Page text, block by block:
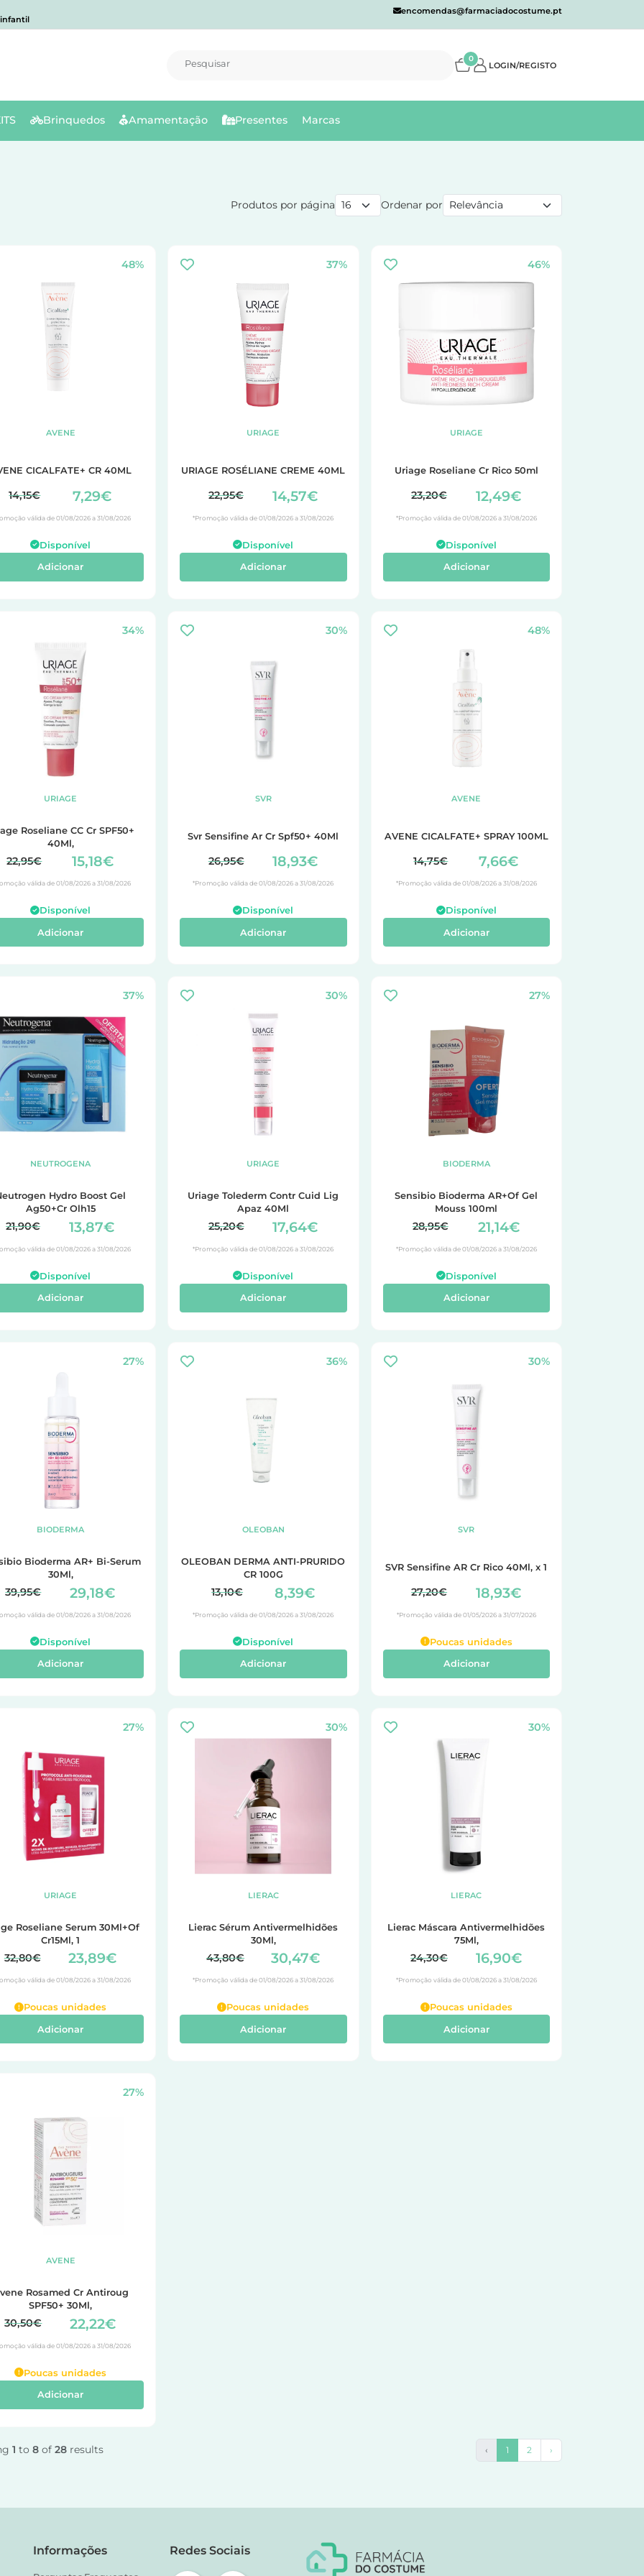
encomendas@farmaciadocostume.pt
Pesquisar 0
LOGIN/REGISTO
Brinquedos Amamentação Presentes Marcas
Produtos por página Ordenar por
48%
AVENE
CICALFATE+ CR 40ML
14,15€ 7,29€
válida de 01/08/2026 a 31/08/2026
Disponível
Adicionar
37%
URIAGE
URIAGE ROSÉLIANE CREME 40ML
22,95€ 14,57€
*Promoção válida de 01/08/2026 a 31/08/2026
Disponível
Adicionar
46%
URIAGE
Uriage Roseliane Cr Rico 50ml
23,20€ 12,49€
*Promoção válida de 01/08/2026 a 31/08/2026
Disponível
Adicionar
34%
URIAGE
Roseliane CC Cr SPF50+
40Ml,
22,95€ 15,18€
válida de 01/08/2026 a 31/08/2026
Disponível
Adicionar
30%
SVR
Svr Sensifine Ar Cr Spf50+ 40Ml
26,95€ 18,93€
*Promoção válida de 01/08/2026 a 31/08/2026
Disponível
Adicionar
48%
AVENE
AVENE CICALFATE+ SPRAY 100ML
14,75€ 7,66€
*Promoção válida de 01/08/2026 a 31/08/2026
Disponível
Adicionar
37%
NEUTROGENA
Hydro Boost Gel
Ag50+Cr Olh15
21,90€ 13,87€
válida de 01/08/2026 a 31/08/2026
Disponível
Adicionar
30%
URIAGE
Uriage Tolederm Contr Cuid Lig
Apaz 40Ml
25,20€ 17,64€
*Promoção válida de 01/08/2026 a 31/08/2026
Disponível
Adicionar
27%
BIODERMA
Sensibio Bioderma AR+Of Gel
Mouss 100ml
28,95€ 21,14€
*Promoção válida de 01/08/2026 a 31/08/2026
Disponível
Adicionar
27%
BIODERMA
Bioderma AR+ Bi-Serum
30Ml,
39,95€ 29,18€
válida de 01/08/2026 a 31/08/2026
Disponível
Adicionar
36%
OLEOBAN
OLEOBAN DERMA ANTI-PRURIDO
CR 100G
13,10€ 8,39€
*Promoção válida de 01/08/2026 a 31/08/2026
Disponível
Adicionar
30%
SVR
SVR Sensifine AR Cr Rico 40Ml, x 1
27,20€ 18,93€
*Promoção válida de 01/05/2026 a 31/07/2026
Poucas unidades
Adicionar
27%
URIAGE
Roseliane Serum 30Ml+Of
Cr15Ml, 1
32,80€ 23,89€
válida de 01/08/2026 a 31/08/2026
Poucas unidades
Adicionar
30%
LIERAC
Lierac Sérum Antivermelhidões
30Ml,
43,80€ 30,47€
*Promoção válida de 01/08/2026 a 31/08/2026
Poucas unidades
Adicionar
30%
LIERAC
Lierac Máscara Antivermelhidões
75Ml,
24,30€ 16,90€
*Promoção válida de 01/08/2026 a 31/08/2026
Poucas unidades
Adicionar
27%
AVENE
Rosamed Cr Antiroug
SPF50+ 30Ml,
30,50€ 22,22€
válida de 01/08/2026 a 31/08/2026
Poucas unidades
Adicionar
1 to 8 of 28 results ‹ 1 2 ›
Informações Redes Sociais